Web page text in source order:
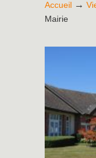
Accueil →
Mairie